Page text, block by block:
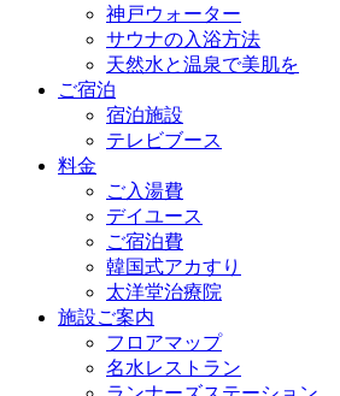
神戸ウォーター
サウナの入浴方法
天然水と温泉で美肌を
ご宿泊
宿泊施設
テレビブース
料金
ご入湯費
デイユース
ご宿泊費
韓国式アカすり
太洋堂治療院
施設ご案内
フロアマップ
名水レストラン